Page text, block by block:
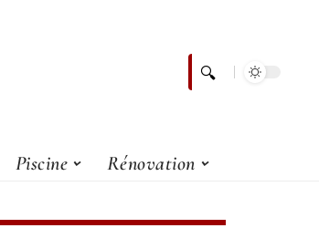
Piscine Rénovation